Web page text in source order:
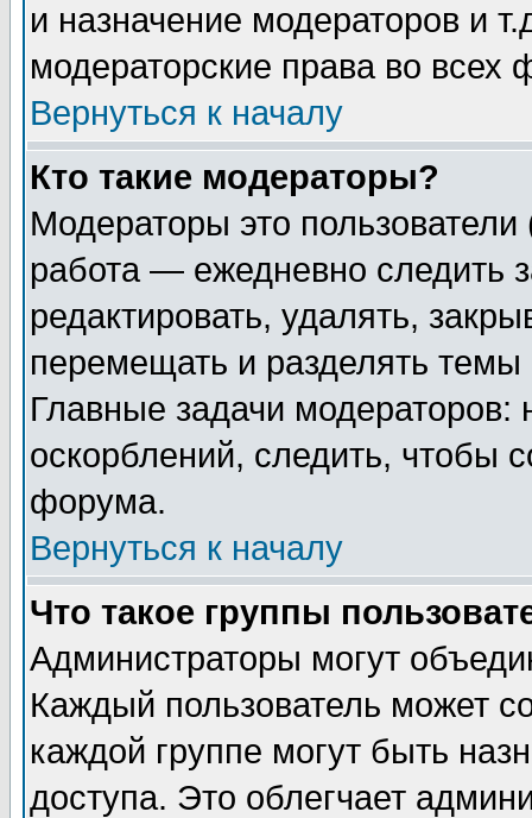
и назначение модераторов и
модераторские права во всех
Вернуться к началу
Кто такие модераторы?
Модераторы это
работа — ежедневно следить
редактировать, удалять,
перемещать и разделять
Главные задачи
оскорблений, следить, чтобы
форума.
Вернуться к началу
Что такое группы
Администраторы могут
Каждый пользователь может
каждой группе могут быть
доступа. Это облегчает